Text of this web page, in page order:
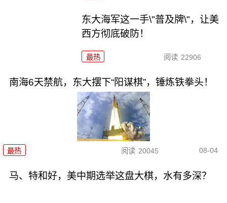
东大海军这一手\"普及牌\"，让美
西方彻底破防！
最热 阅读 22906
南海6天禁航，东大摆下“阳谋棋”，锤炼铁拳头！
最热 阅读 20045 08-04
马、特和好，美中期选举这盘大棋，水有多深？